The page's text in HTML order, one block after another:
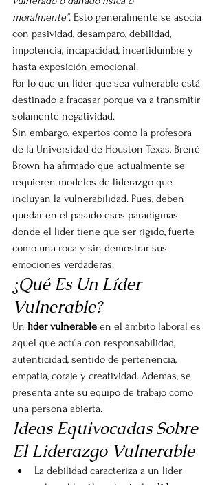
moralmente”. Esto generalmente se asocia
con pasividad, desamparo, debilidad,
impotencia, incapacidad, incertidumbre y
hasta exposición emocional.
Por lo que un líder que sea vulnerable está
destinado a fracasar porque va a transmitir
solamente negatividad.
Sin embargo, expertos como la profesora
de la Universidad de Houston Texas, Brené
Brown ha afirmado que actualmente se
requieren modelos de liderazgo que
incluyan la vulnerabilidad. Pues, deben
quedar en el pasado esos paradigmas
donde el líder tiene que ser rígido, fuerte
como una roca y sin demostrar sus
emociones verdaderas.
¿Qué Es Un Líder
Vulnerable?
Un líder vulnerable en el ámbito laboral es
aquel que actúa con responsabilidad,
autenticidad, sentido de pertenencia,
empatía, coraje y creatividad. Además, se
presenta ante su equipo de trabajo como
una persona abierta.
Ideas Equivocadas Sobre
El Liderazgo Vulnerable
La debilidad caracteriza a un líder